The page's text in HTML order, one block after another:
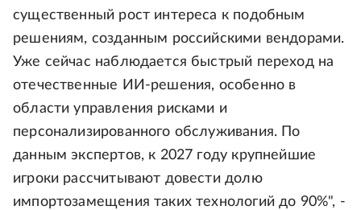
существенный рост интереса к подобным
решениям, созданным российскими вендорами.
Уже сейчас наблюдается быстрый переход на
отечественные ИИ-решения, особенно в
области управления рисками и
персонализированного обслуживания. По
данным экспертов, к 2027 году крупнейшие
игроки рассчитывают довести долю
импортозамещения таких технологий до 90%", -